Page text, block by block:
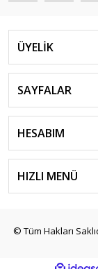
ÜYELİK
SAYFALAR
HESABIM
HIZLI MENÜ
© Tüm Hakları